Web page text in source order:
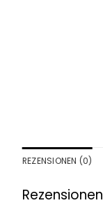
REZENSIONEN (0)
Rezensionen